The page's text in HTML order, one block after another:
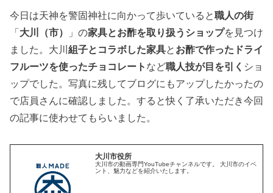
今日は天神を警固神社に向かって歩いていると職人の街
「 大川（市） 」の家具とお酢を取り扱うショップを見つけ
ました。大川 組子とコラボした家具と お酢で作ったドライ
フルーツを使ったチョコレート など職人技が目を引く ショ
ップでした。写真に残してブログにもアップしたかったの
で店員さんに確認しました。すると快く了承いただき今回
の記事に使わせてもらいました。
大川市役所
大川市の動画専門YouTubeチャンネルです。 大川市のイベ
ント、魅力などを紹介いたします。